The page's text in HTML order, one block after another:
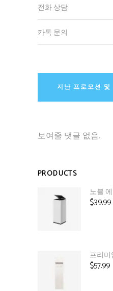
전화 상담
카톡 문의
지난 프로모션 및
보여줄 댓글 없음.
PRODUCTS
노블
$39.99
프리
$57.99